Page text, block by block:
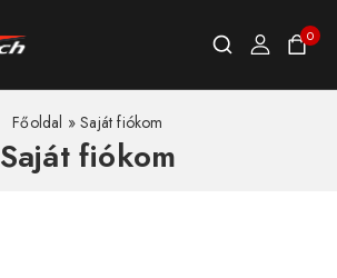
0
Főoldal »Saját fiókom
Saját fiókom